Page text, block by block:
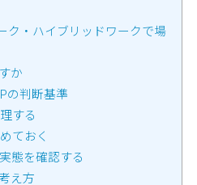
ク・ハイブリッドワークで場
か
の判断基準
する
ておく
態を確認する
え方